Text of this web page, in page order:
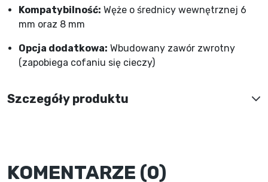
Kompatybilność: Węże o średnicy wewnętrznej 6
mm oraz 8 mm
Opcja dodatkowa: Wbudowany zawór zwrotny
(zapobiega cofaniu się cieczy)
Szczegóły produktu
KOMENTARZE (0)